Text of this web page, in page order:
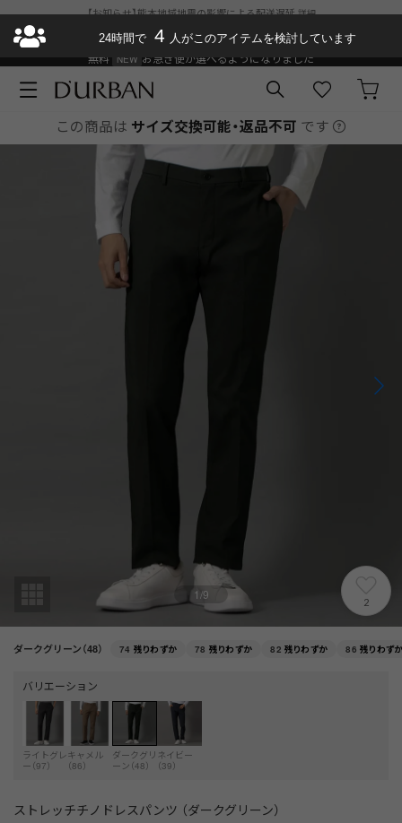
【お知らせ】熊本地域地震の影響による配送遅延詳細
送料の改定についてSUMMER SALE
ダーバン公式オンラインストアがリニューアルオープン¥11,000以上で送料
無料
お急ぎ便が選べるようになりました
この商品は サイズ交換可能・返品不可 です
1/9
2
ダークグリーン（48） 74 残りわずか 78 残りわずか 82 残りわずか 86 残りわず
バリエーション
ライトグレ
ー（97）
キャメル
（86）
ダークグリ
ーン（48）
ネイビー
（39）
ストレッチチノドレスパンツ （ダークグリーン）
24時間で 4 人がこのアイテムを検討しています